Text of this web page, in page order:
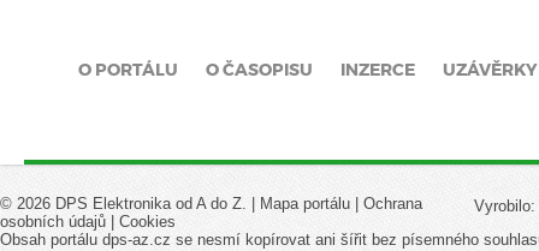
O PORTÁLU O ČASOPISU INZERCE UZÁVĚRKY
Vyrobilo:
© 2026 DPS Elektronika od A do Z. | Mapa portálu
Ochrana
osobních údajů
Cookies
Obsah portálu dps-az.cz se nesmí kopírovat ani šířit bez písemného